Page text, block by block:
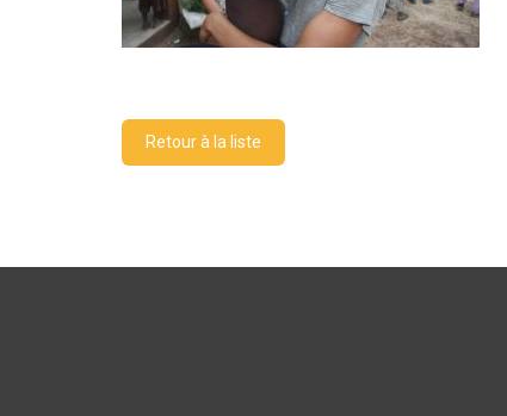
Retour à la liste